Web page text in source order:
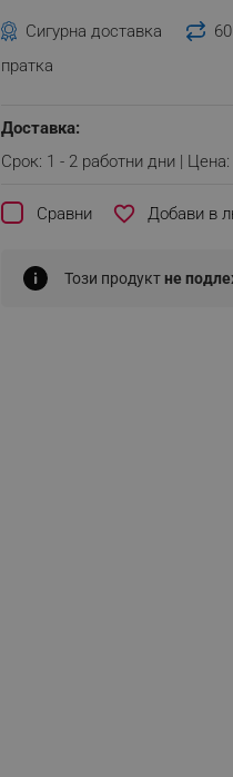
Сигурна доставка
пратка
Доставка:
Срок: 1 - 2 работни дни | Цена:
Сравни favorite_border
Този продуктне